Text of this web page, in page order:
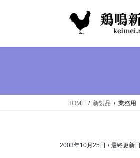
HOME 新製品 業務用
2003年10月25日 / 最終更新